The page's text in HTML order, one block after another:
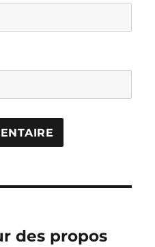
des propos